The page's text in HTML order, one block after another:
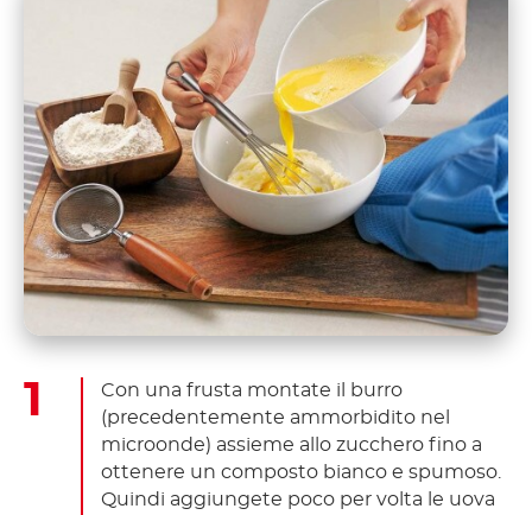
Con una frusta montate il burro
(precedentemente ammorbidito nel
microonde) assieme allo zucchero fino a
ottenere un composto bianco e spumoso.
Quindi aggiungete poco per volta le uova